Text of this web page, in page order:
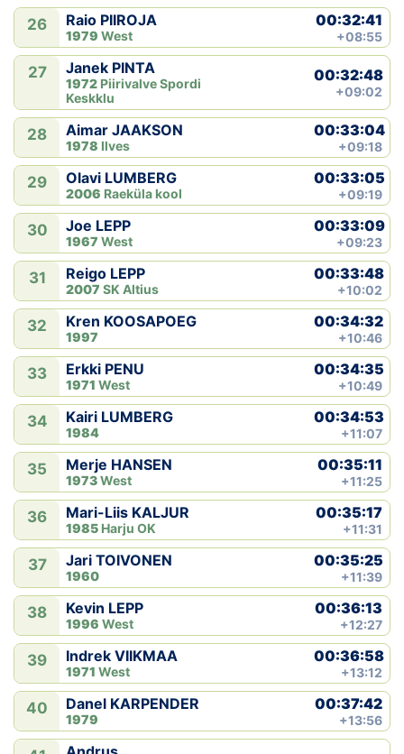
26 Raio PIIROJA
1979 West
00:32:41
+08:55
27 Janek PINTA
1972 Piirivalve Spordi
Keskklu
00:32:48
+09:02
28 Aimar JAAKSON
1978 Ilves
00:33:04
+09:18
29 Olavi LUMBERG
2006 Raeküla kool
00:33:05
+09:19
30 Joe LEPP
1967 West
00:33:09
+09:23
31 Reigo LEPP
2007 SK Altius
00:33:48
+10:02
32 Kren KOOSAPOEG
1997
00:34:32
+10:46
33 Erkki PENU
1971 West
00:34:35
+10:49
34 Kairi LUMBERG
1984
00:34:53
+11:07
35 Merje HANSEN
1973West
00:35:11
+11:25
36 Mari-Liis KALJUR
1985 Harju OK
00:35:17
+11:31
37 Jari TOIVONEN
1960
00:35:25
+11:39
38 Kevin LEPP
1996 West
00:36:13
+12:27
39 Indrek VIIKMAA
1971 West
00:36:58
+13:12
40 Danel KARPENDER
1979
00:37:42
+13:56